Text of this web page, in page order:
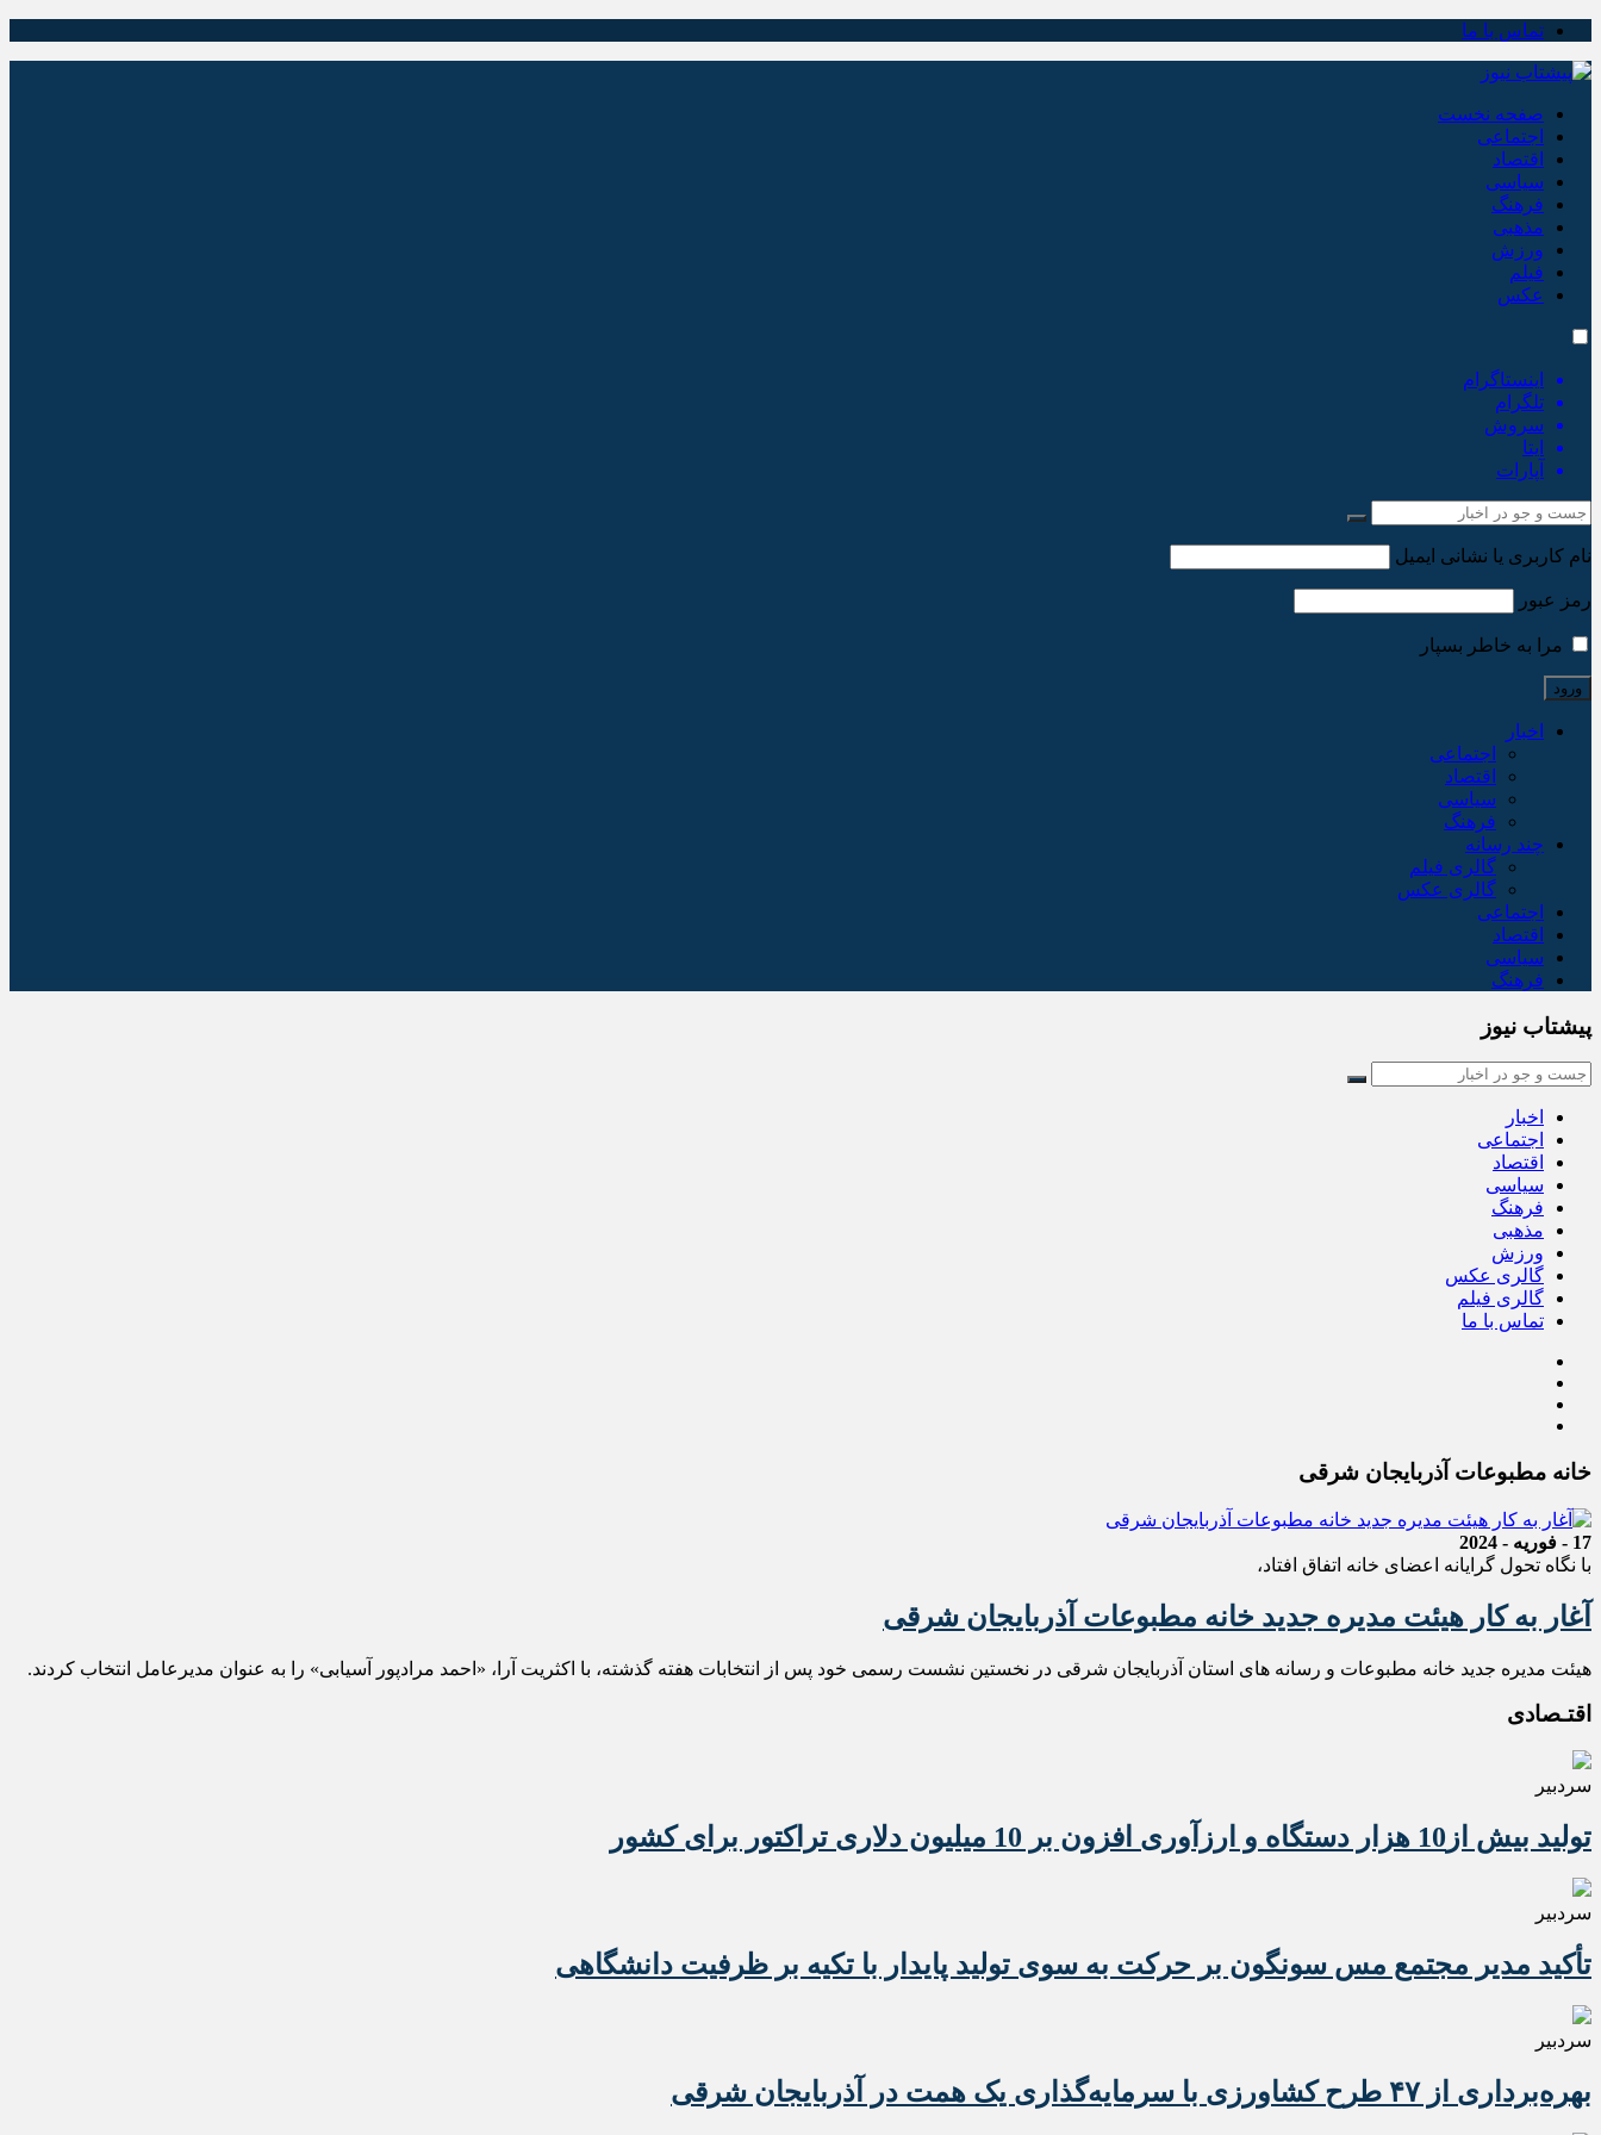
تماس با ما
صفحه نخست
اجتماعی
اقتصاد
سیاسی
فرهنگ
مذهبی
ورزش
فیلم
عکس
اینستاگرام
تلگرام
سروش
ایتا
آپارات
نام کاربری یا نشانی ایمیل
رمز عبور
مرا به خاطر بسپار
اخبار
اجتماعی
اقتصاد
سیاسی
فرهنگ
چند رسانه
گالری فیلم
گالری عکس
اجتماعی
اقتصاد
سیاسی
فرهنگ
پیشتاب نیوز
اخبار
اجتماعی
اقتصاد
سیاسی
فرهنگ
مذهبی
ورزش
گالری عکس
گالری فیلم
تماس با ما
خانه مطبوعات آذربایجان شرقی
17 - فوریه - 2024
با نگاه تحول گرایانه اعضای خانه اتفاق افتاد،
آغار به کار هیئت مدیره جدید خانه مطبوعات آذربایجان شرقی
هیئت مدیره جدید خانه مطبوعات و رسانه های استان آذربایجان شرقی در نخستین نشست رسمی خود پس از انتخابات هفته گذشته، با اکثریت آرا، «احمد مرادپور آسیابی» را به عنوان مدیرعامل انتخاب کردند.
اقتـصادی
سردبیر
تولید بیش از10 هزار دستگاه و ارزآوری افزون بر 10 میلیون دلاری تراکتور برای کشور
سردبیر
تأکید مدیر مجتمع مس سونگون بر حرکت به سوی تولید پایدار با تکیه بر ظرفیت دانشگاهی
سردبیر
بهره‌برداری از ۴۷ طرح کشاورزی با سرمایه‌گذاری یک همت در آذربایجان شرقی